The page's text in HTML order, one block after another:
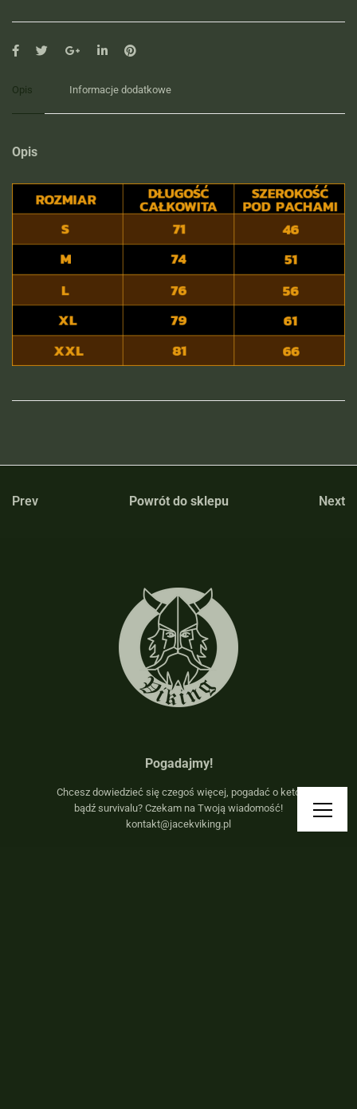
Opis Informacje dodatkowe
Opis
Prev Powrót do sklepu Next
Pogadajmy!
Chcesz dowiedzieć się czegoś więcej, pogadać o keto
bądź survivalu? Czekam na Twoją wiadomość!
kontakt@jacekviking.pl